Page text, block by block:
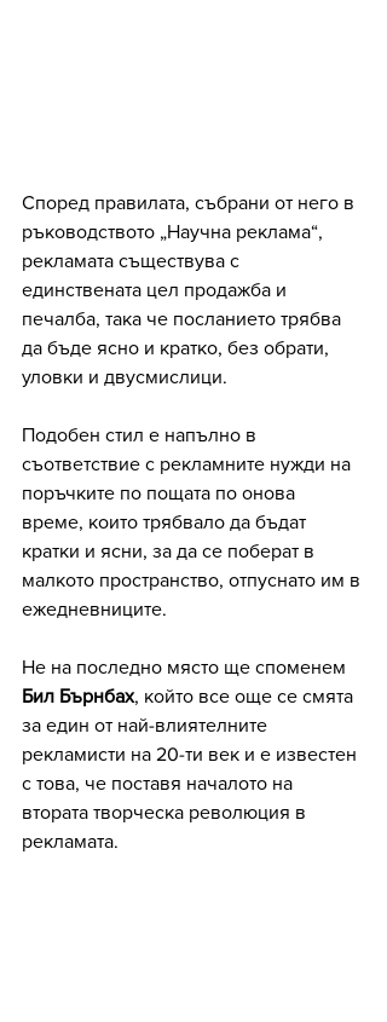
Според правилата, събрани от него в
ръководството „Научна реклама“,
рекламата съществува с
единствената цел продажба и
печалба, така че посланието трябва
да бъде ясно и кратко, без обрати,
уловки и двусмислици.
Подобен стил е напълно в
съответствие с рекламните нужди на
поръчките по пощата по онова
време, които трябвало да бъдат
кратки и ясни, за да се поберат в
малкото пространство, отпуснато им в
ежедневниците.
Не на последно място ще споменем
Бил Бърнбах, който все още се смята
за един от най-влиятелните
рекламисти на 20-ти век и е известен
с това, че поставя началото на
втората творческа революция в
рекламата.